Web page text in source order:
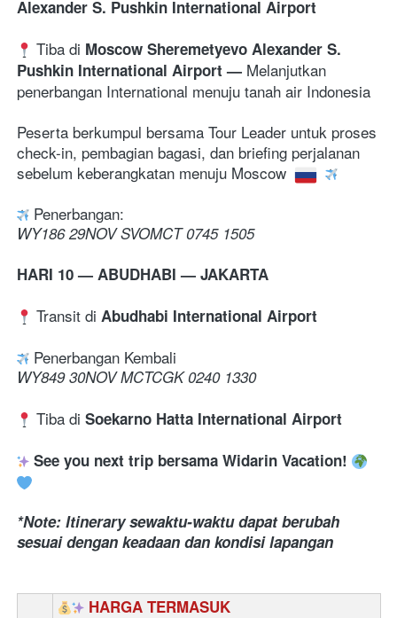
Alexander S. Pushkin International Airport
Tiba di Moscow Sheremetyevo Alexander S.
Pushkin International Airport — Melanjutkan
penerbangan International menuju tanah air Indonesia
Peserta berkumpul bersama Tour Leader untuk proses
check-in, pembagian bagasi, dan briefing perjalanan
sebelum keberangkatan menuju Moscow
Penerbangan:
WY186 29NOV SVOMCT 0745 1505
HARI 10 — ABUDHABI — JAKARTA
Transit di Abudhabi International Airport
Penerbangan Kembali
WY849 30NOV MCTCGK 0240 1330
Tiba di Soekarno Hatta International Airport
See you next trip bersama Widarin Vacation!
*Note: Itinerary sewaktu-waktu dapat berubah
sesuai dengan keadaan dan kondisi lapangan
HARGA TERMASUK